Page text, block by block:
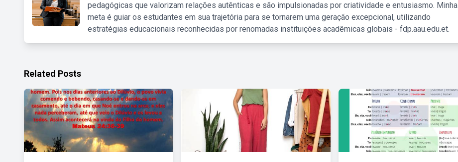
pedagógicas que valorizam relações autênticas e são impulsionadas por criatividade e entusiasmo. Minha
meta é guiar os estudantes em sua trajetória para se tornarem uma geração excepcional, utilizando
estratégias educacionais reconhecidas por renomadas instituições acadêmicas globais - fdp.aau.edu.et.
Related Posts